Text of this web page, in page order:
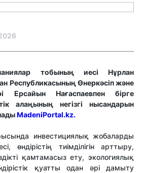
тобының иесі Нұрлан
Республикасының Өнеркәсіп және
Ерсайын Нағаспаевпен бірге
алаңының негізгі нысандарын
MadeniPortal.kz.
инвестициялық жобаларды
өндірістің тиімділігін арттыру,
қамтамасыз ету, экологиялық
қуатты одан әрі дамыту